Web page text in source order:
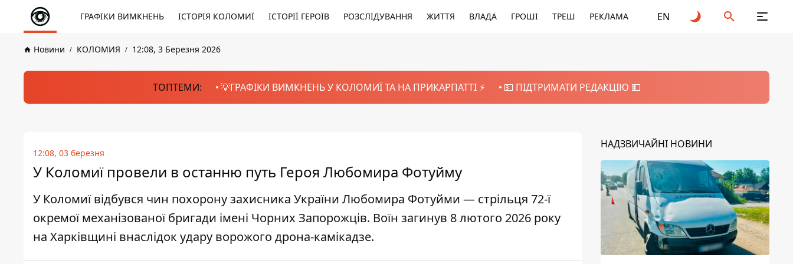
ГРАФІКИ ВИМКНЕНЬ ІСТОРІЯ КОЛОМИЇ ІСТОРІЇ ГЕРОЇВ РОЗСЛІДУВАННЯ ЖИТТЯ ВЛАДА ГРОШІ ТРЕШ РЕКЛАМА EN
Новини КОЛОМИЯ 12:08, 3 Березня 2026
ТОПТЕМИ: 💡ГРАФІКИ ВИМКНЕНЬ У КОЛОМИЇ ТА НА ПРИКАРПАТТІ ⚡️ 💵 ПІДТРИМАТИ РЕДАКЦІЮ 💵
12:08, 03 березня
У Коломиї провели в останню путь Героя Любомира Фотуйму
У Коломиї відбувся чин похорону захисника України Любомира Фотуйми — стрільця 72-ї
окремої механізованої бригади імені Чорних Запорожців. Воїн загинув 8 лютого 2026 року
на Харківщині внаслідок удару ворожого дрона-камікадзе.
НАДЗВИЧАЙНІ НОВИНИ